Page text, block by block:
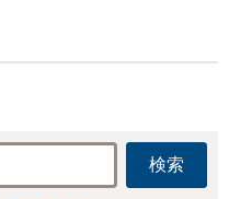
に最適な文案を考え出
検索